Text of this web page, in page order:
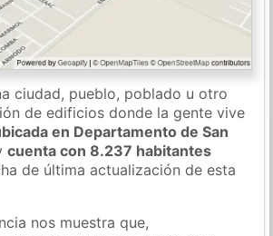
ciudad, pueblo, poblado u otro
de edificios donde la gente vive
en Departamento de San
cuenta con 8.237 habitantes
de última actualización de esta
nos muestra que,